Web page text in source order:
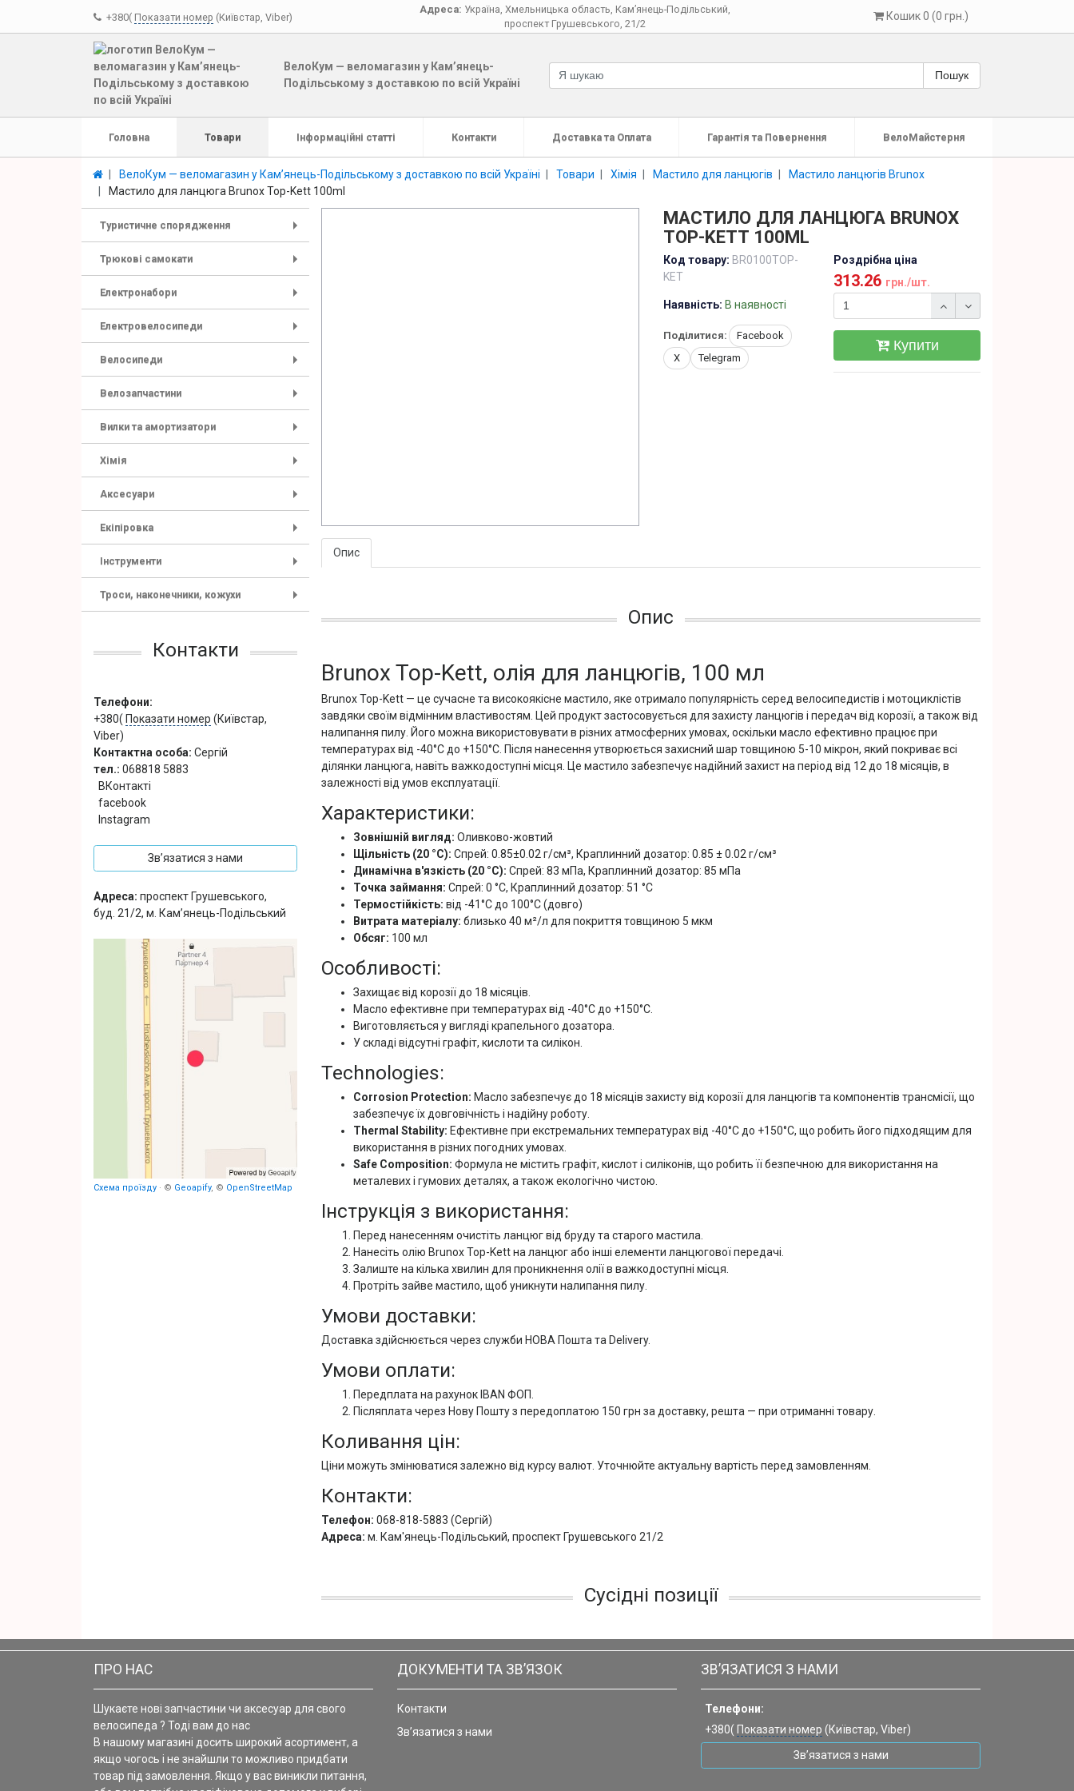
+380( Показати номер (Київстар, Viber)
Адреса: Україна Хмельницька область Кам’янець-Подільський
проспект Грушевського, 21/2
Кошик 0 (0 грн.)
ВелоКум — веломагазин у Кам’янець-
Подільському з доставкою по всій Україні
Пошук
Головна Товари Інформаційні статті Контакти Доставка та Оплата Гарантія та Повернення ВелоМайстерня
ВелоКум — веломагазин у Кам’янець-Подільському з доставкою по всій Україні Товари Хімія Мастило для ланцюгів
Мастило ланцюгів Brunox
Мастило для ланцюга Brunox Top-Kett 100ml
Туристичне спорядження
Трюкові самокати
Електронабори
Електровелосипеди
Велосипеди
Велозапчастини
Вилки та амортизатори
Хімія
Аксесуари
Екіпіровка
Інструменти
Троси, наконечники, кожухи
Контакти
Телефони:
+380( Показати номер (Київстар,
Viber)
Контактна особа: Сергій
тел.: 068818 5883
ВКонтакті
facebook
Instagram
Зв’язатися з нами
Адреса: проспект Грушевського,
буд. 21/2, м. Кам’янець-Подільський
Схема проїзду · © Geoapify, © OpenStreetMap
МАСТИЛО ДЛЯ ЛАНЦЮГА BRUNOX
TOP-KETT 100ML
Код товару: BR0100TOP-
KET
Наявність: В наявності
Поділитися:
Facebook
X
Telegram
Роздрібна ціна
313.26 грн./шт.
Купити
Опис
Опис
Brunox Top-Kett, олія для ланцюгів, 100 мл
Brunox Top-Kett — це сучасне та високоякісне мастило, яке отримало популярність серед велосипедистів і мотоциклістів
завдяки своїм відмінним властивостям. Цей продукт застосовується для захисту ланцюгів і передач від корозії, а також від
налипання пилу. Його можна використовувати в різних атмосферних умовах, оскільки масло ефективно працює при
температурах від -40°C до +150°C. Після нанесення утворюється захисний шар товщиною 5-10 мікрон, який покриває всі
ділянки ланцюга, навіть важкодоступні місця. Це мастило забезпечує надійний захист на період від 12 до 18 місяців, в
залежності від умов експлуатації.
Характеристики:
Зовнішній вигляд: Оливково-жовтий
Щільність (20 °С): Спрей: 0.85±0.02 г/см³, Краплинний дозатор: 0.85 ± 0.02 г/см³
Динамічна в'язкість (20 °С): Спрей: 83 мПа, Краплинний дозатор: 85 мПа
Точка займання: Спрей: 0 °С, Краплинний дозатор: 51 °С
Термостійкість: від -41°C до 100°C (довго)
Витрата матеріалу: близько 40 м²/л для покриття товщиною 5 мкм
Обсяг: 100 мл
Особливості:
Захищає від корозії до 18 місяців.
Масло ефективне при температурах від -40°C до +150°C.
Виготовляється у вигляді крапельного дозатора.
У складі відсутні графіт, кислоти та силікон.
Technologies:
Corrosion Protection: Масло забезпечує до 18 місяців захисту від корозії для ланцюгів та компонентів трансмісії, що
забезпечує їх довговічність і надійну роботу.
Thermal Stability: Ефективне при екстремальних температурах від -40°C до +150°C, що робить його підходящим для
використання в різних погодних умовах.
Safe Composition: Формула не містить графіт, кислот і силіконів, що робить її безпечною для використання на
металевих і гумових деталях, а також екологічно чистою.
Інструкція з використання:
Перед нанесенням очистіть ланцюг від бруду та старого мастила.
Нанесіть олію Brunox Top-Kett на ланцюг або інші елементи ланцюгової передачі.
Залиште на кілька хвилин для проникнення олії в важкодоступні місця.
Протріть зайве мастило, щоб уникнути налипання пилу.
Умови доставки:
Доставка здійснюється через служби НОВА Пошта та Delivery.
Умови оплати:
Передплата на рахунок IBAN ФОП.
Післяплата через Нову Пошту з передоплатою 150 грн за доставку, решта — при отриманні товару.
Коливання цін:
Ціни можуть змінюватися залежно від курсу валют. Уточнюйте актуальну вартість перед замовленням.
Контакти:
Телефон: 068-818-5883 (Сергій)
Адреса: м. Кам'янець-Подільський, проспект Грушевського 21/2
Сусідні позиції
ПРО НАС
Шукаєте нові запчастини чи аксесуар для свого
велосипеда ? Тоді вам до нас
В нашому магазині досить широкий асортимент, а
якщо чогось і не знайшли то можливо придбати
товар під замовлення. Якщо у вас виникли питання,
ДОКУМЕНТИ ТА ЗВ’ЯЗОК
Контакти
Зв’язатися з нами
ЗВ’ЯЗАТИСЯ З НАМИ
Телефони:
+380( Показати номер (Київстар, Viber)
Зв’язатися з нами